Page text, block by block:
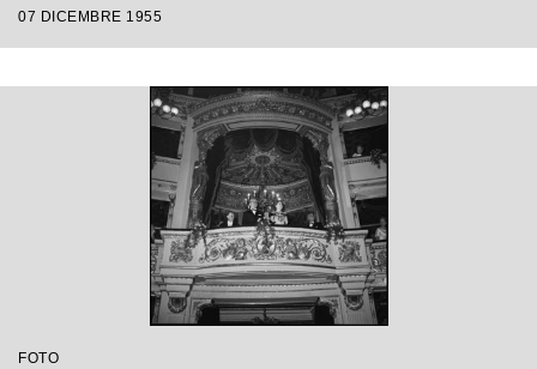
07 DICEMBRE 1955
FOTO